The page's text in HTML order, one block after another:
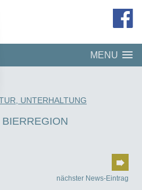
MENU
UNTERHALTUNG
nächster News-Eintrag